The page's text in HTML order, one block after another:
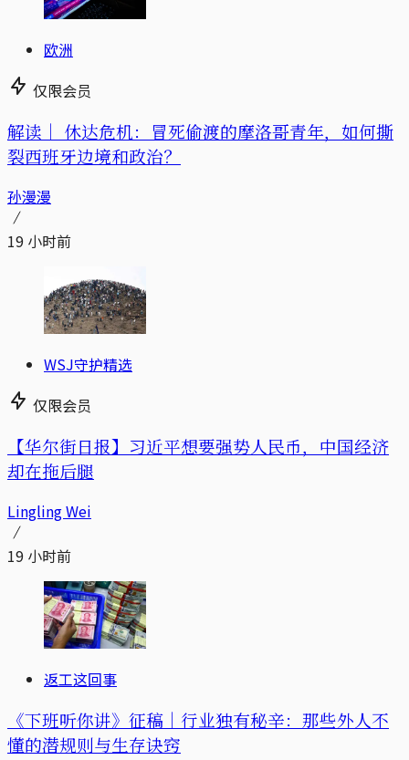
欧洲
仅限会员
解读｜ 休达危机：冒死偷渡的摩洛哥青年，如何撕
裂西班牙边境和政治？
孙漫漫
19 小时前
WSJ守护精选
仅限会员
【华尔街日报】习近平想要强势人民币，中国经济
却在拖后腿
Lingling Wei
19 小时前
返工这回事
《下班听你讲》征稿｜行业独有秘辛：那些外人不
懂的潜规则与生存诀窍